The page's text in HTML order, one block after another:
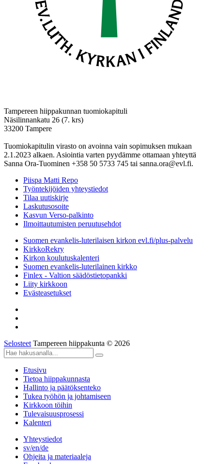
Tampereen hiippakunnan tuomiokapituli
Näsilinnankatu 26 (7. krs)
33200 Tampere
Tuomiokapitulin virasto on avoinna vain sopimuksen mukaan
2.1.2023 alkaen. Asiointia varten pyydämme ottamaan yhteyttä
Sanna Ora-Tuominen +358 50 5733 745 tai sanna.ora@evl.fi.
Piispa Matti Repo
Työntekijöiden yhteystiedot
Tilaa uutiskirje
Laskutusosoite
Kasvun Verso-palkinto
Ilmoittautumisten peruutusehdot
Suomen evankelis-luterilaisen kirkon evl.fi/plus-palvelu
KirkkoRekry
Kirkon koulutuskalenteri
Suomen evankelis-luterilainen kirkko
Finlex - Valtion säädöstietopankki
Liity kirkkoon
Evästeasetukset
Selosteet Tampereen hiippakunta © 2026
Etusivu
Tietoa hiippakunnasta
Hallinto ja päätöksenteko
Tukea työhön ja johtamiseen
Kirkkoon töihin
Tulevaisuusprosessi
Kalenteri
Yhteystiedot
sv/en/de
Ohjeita ja materiaaleja